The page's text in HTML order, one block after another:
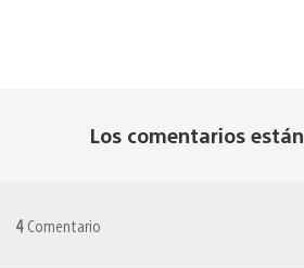
Los comentarios
4 Comentario